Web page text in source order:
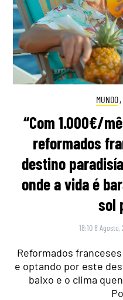
MUNDO,
“Com 1.000€/
reformados
destino
onde a vida é
sol
18:10 8 Agosto,
Reformados
e optando por este
baixo e o clima